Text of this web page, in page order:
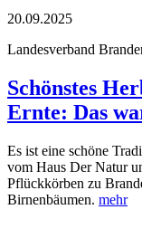
20.09.2025
Landesverband
Schönstes
Ernte: Das
Es ist eine schöne
vom Haus Der Natur
Pflückkörben zu
Birnenbäumen. mehr